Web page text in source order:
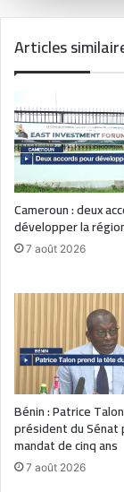
Articles
Cameroun : deux
développer la
7 août 2026
Bénin : Patrice
président du Sénat
mandat de cinq ans
7 août 2026